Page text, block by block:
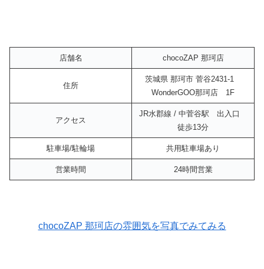
店舗名 chocoZAP 那珂店
住所
茨城県 那珂市 菅谷2431-1
WonderGOO那珂店 1F
アクセス
JR水郡線 / 中菅谷駅 出入口
徒歩13分
駐車場/駐輪場 共用駐車場あり
営業時間 24時間営業
chocoZAP 那珂店の雰囲気を写真でみてみる